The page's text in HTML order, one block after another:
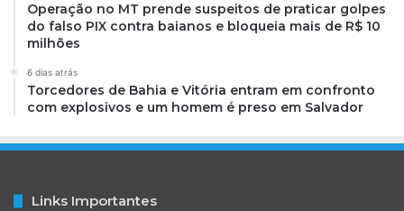
Operação no MT prende suspeitos de praticar golpes
do falso PIX contra baianos e bloqueia mais de R$ 10
milhões
6 dias atrás
Torcedores de Bahia e Vitória entram em confronto
com explosivos e um homem é preso em Salvador
Links Importantes